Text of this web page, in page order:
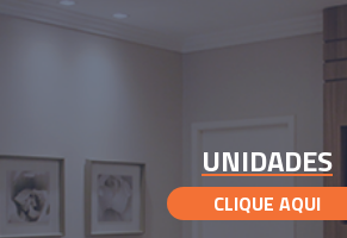
UNIDADES
CLIQUE AQUI